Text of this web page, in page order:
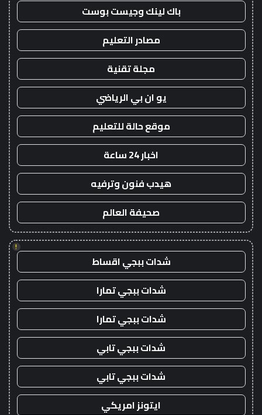
باك لينك وجيست بوست
مصادر التعليم
مجلة تقنية
يو ان بي الرياضي
موقع حالة للتعليم
اخبار 24 ساعة
هيدب فنون وترفيه
صحيفة العالم
!
شدات ببجي اقساط
شدات ببجي تمارا
شدات ببجي تمارا
شدات ببجي تابي
شدات ببجي تابي
ايتونز امريكي